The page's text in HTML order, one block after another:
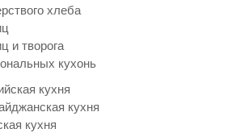
хлеба
и творога
кухонь
кухня
кухня
кухня